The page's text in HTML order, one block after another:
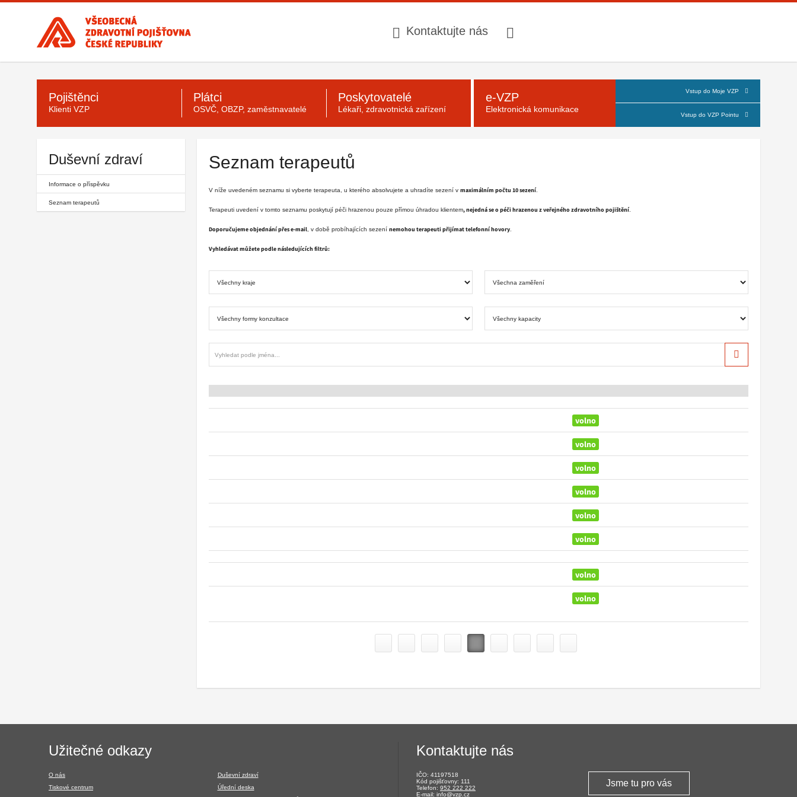
Všeobecná
zdravotní
pojišťovna
ČR,
hlavní
stránka
Kontaktujte nás
Pojištěnci
Klienti VZP
Plátci
OSVČ, OBZP, zaměstnavatelé
Poskytovatelé
Lékaři, zdravotnická zařízení
e-VZP
Elektronická komunikace
Vstup do Moje VZP
Vstup do VZP Pointu
Duševní zdraví
Informace o příspěvku
Seznam terapeutů
Seznam terapeutů
V níže uvedeném seznamu si vyberte terapeuta, u kterého absolvujete a uhradíte sezení v maximálním počtu 10 sezení
Terapeuti uvedení v tomto seznamu poskytují péči hrazenou pouze přímou úhradou klientem, nejedná se o péči hrazenou z veřejného zdravotního pojištění
Doporučujeme objednání přes e-mail , v době probíhajících sezení nemohou terapeuti přijímat telefonní hovory
Vyhledávat můžete podle následujících filtrů:
volno
volno
volno
volno
volno
volno
volno
volno
Navigace
patičce
Užitečné odkazy
O nás
Tiskové centrum
Duševní zdraví
Úřední deska
Kontaktujte nás
IČO: 41197518
Kód pojišťovny: 111
Telefon: 952 222 222
E-mail: info@vzp.cz
Jsme tu pro vás